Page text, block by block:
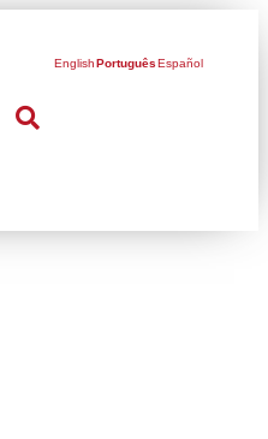
navegação
EnglishPortuguêsEspañol